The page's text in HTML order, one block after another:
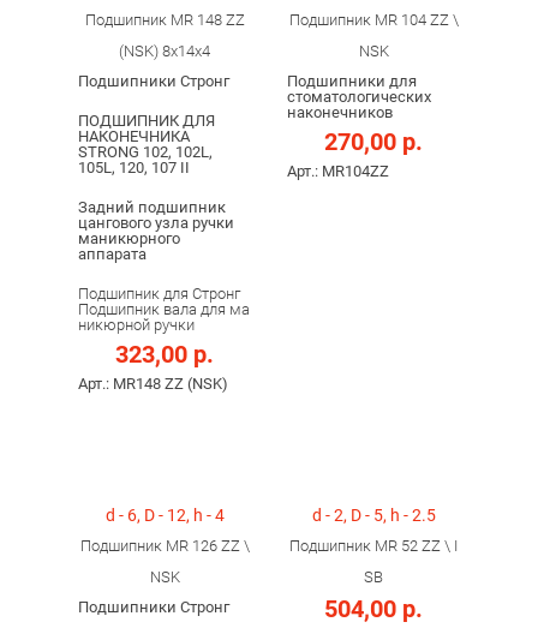
Подшипник MR 148 ZZ
(NSK) 8x14x4
Подшипники Стронг
ПОДШИПНИК ДЛЯ
НАКОНЕЧНИКА
STRONG 102, 102L,
105L, 120, 107 II
Задний подшипник
цангового узла ручки
маникюрного
аппарата
Подшипник для Стронг
Подшипник вала для ма
никюрной ручки
323,00 р.
Арт.: MR148 ZZ (NSK)
Подшипник MR 104 ZZ \
NSK
Подшипники для
стоматологических
наконечников
270,00 р.
Арт.: MR104ZZ
d - 6, D - 12, h - 4
Подшипник MR 126 ZZ \
NSK
Подшипники Стронг
d - 2, D - 5, h - 2.5
Подшипник MR 52 ZZ \ I
SB
504,00 р.